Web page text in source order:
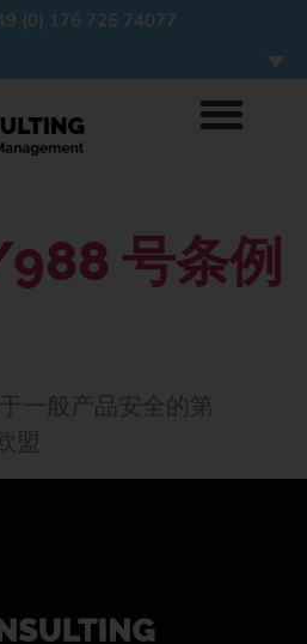
(0) 176 725 74077
号条例
一般产品安全的第
盟